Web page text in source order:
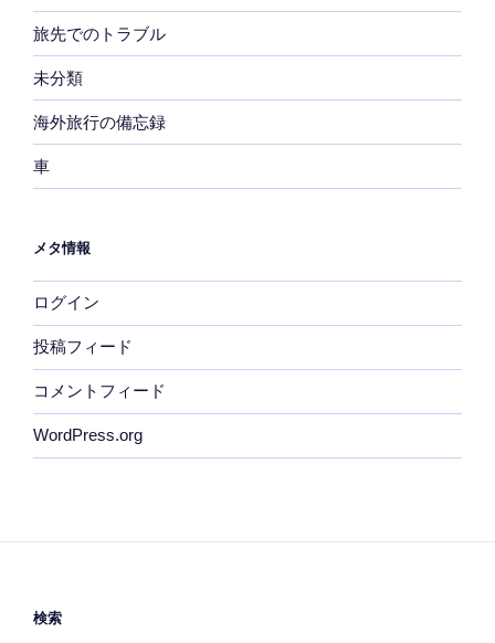
旅先でのトラブル
未分類
海外旅行の備忘録
車
メタ情報
ログイン
投稿フィード
コメントフィード
WordPress.org
検索